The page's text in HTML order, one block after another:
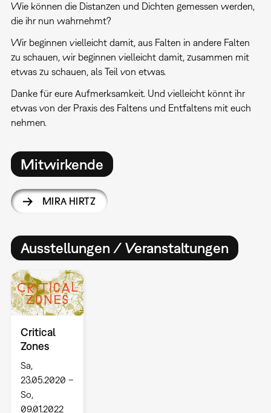
Wie können die Distanzen und Dichten gemessen werden,
die ihr nun wahrnehmt?
Wir beginnen vielleicht damit, aus Falten in andere Falten
zu schauen, wir beginnen vielleicht damit, zusammen mit
etwas zu schauen, als Teil von etwas.
Danke für eure Aufmerksamkeit. Und vielleicht könnt ihr
etwas von der Praxis des Faltens und Entfaltens mit euch
nehmen.
Mitwirkende
MIRA HIRTZ
Ausstellungen / Veranstaltungen
Critical
Zones
Sa,
23.05.2020 –
So,
09.01.2022